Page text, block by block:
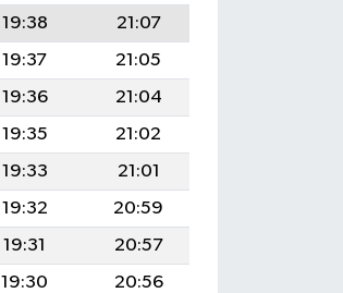
19:38
21:07
19:37
21:05
19:36
21:04
19:35
21:02
19:33
21:01
19:32
20:59
19:31
20:57
19:30
20:56